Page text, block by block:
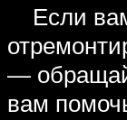
Если
—
вам